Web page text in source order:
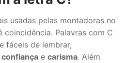
usadas pelas montadoras no
coincidência. Palavras com C
fáceis de lembrar,
confiança e carisma. Além